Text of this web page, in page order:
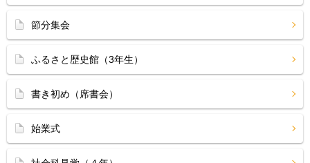
節分集会
ふるさと歴史館（3年生）
書き初め（席書会）
始業式